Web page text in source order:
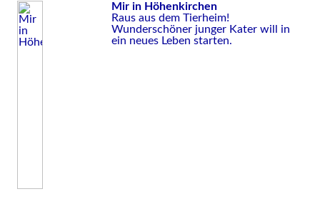
Mir in Höhenkirchen
Raus aus dem Tierheim!
Wunderschöner junger Kater will in
ein neues Leben starten.